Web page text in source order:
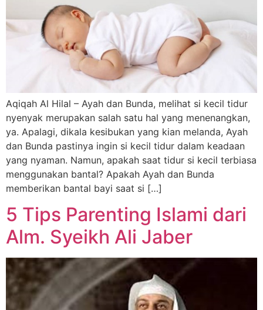
Aqiqah Al Hilal – Ayah dan Bunda, melihat si kecil tidur
nyenyak merupakan salah satu hal yang menenangkan,
ya. Apalagi, dikala kesibukan yang kian melanda, Ayah
dan Bunda pastinya ingin si kecil tidur dalam keadaan
yang nyaman. Namun, apakah saat tidur si kecil terbiasa
menggunakan bantal? Apakah Ayah dan Bunda
memberikan bantal bayi saat si […]
5 Tips Parenting Islami dari
Alm. Syeikh Ali Jaber